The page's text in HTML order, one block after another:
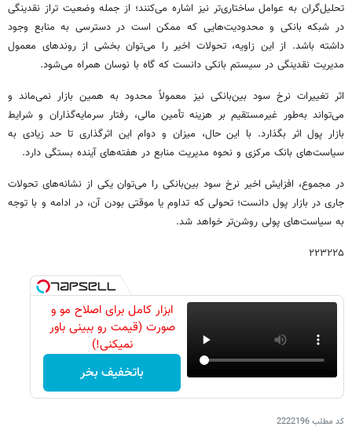
تحلیل‌گران به عوامل ساختاری‌تر نیز اشاره می‌کنند؛ از جمله وضعیت تراز نقدینگی
در شبکه بانکی و محدودیت‌هایی که ممکن است در دسترسی به منابع وجود
داشته باشد. از این زاویه، تحولات اخیر را می‌توان بخشی از روندهای معمول
مدیریت نقدینگی در سیستم بانکی دانست که گاه با نوسان همراه می‌شود.
اثر تغییرات نرخ سود بین‌بانکی نیز معمولاً محدود به همین بازار نمی‌ماند و
می‌تواند به‌طور غیرمستقیم بر هزینه تأمین مالی، رفتار سرمایه‌گذاران و شرایط
بازار پول اثر بگذارد. با این حال، میزان و دوام این اثرگذاری تا حد زیادی به
سیاست‌های بانک مرکزی و نحوه مدیریت منابع در هفته‌های آینده بستگی دارد.
در مجموع، افزایش اخیر نرخ سود بین‌بانکی را می‌توان یکی از نشانه‌های تحولات
جاری در بازار پول دانست؛ تحولی که تداوم یا موقتی بودن آن، در ادامه و با توجه
به سیاست‌های پولی روشن‌تر خواهد شد.
۲۲۳۲۲۵
ابزار کامل برای اصلاح مو و
صورت (قیمت رو ببینی باور
نمیکنی!)
باتخفیف بخر
کد مطلب2222196